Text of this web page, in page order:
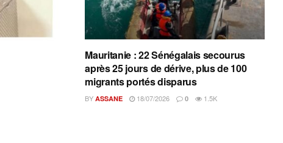
Mauritanie : 22 Sénégalais secourus
après 25 jours de dérive, plus de 100
migrants portés disparus
BY ASSANE 18/07/2026 0 1.5K